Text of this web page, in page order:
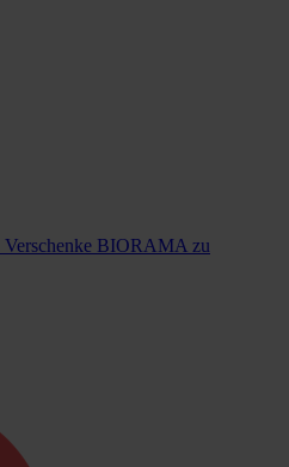
Verschenke BIORAMA zu